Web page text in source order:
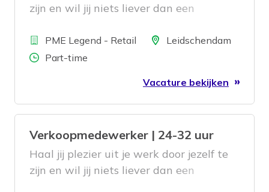
zijn en wil jij niets liever dan een
gezicht de winkel uit zien gaan? Dan
zoeken wij jou!
BedrijfPME Legend - Retail LocatieLeidschendam
Aantal uren
Part-time
Vacature bekijken
Verkoopmedewerker | 24-32 uur
Haal jij plezier uit je werk door jezelf te
zijn en wil jij niets liever dan een